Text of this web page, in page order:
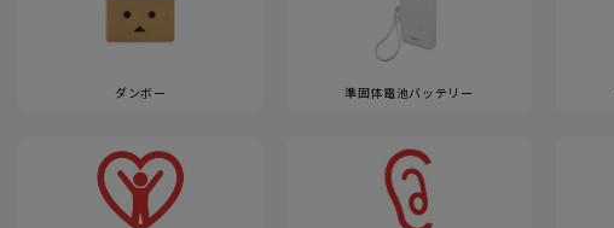
ダンボー 準固体電池バッテリー